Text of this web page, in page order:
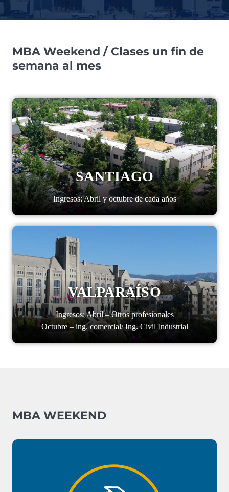
MBA Weekend / Clases un fin de
semana al mes
SANTIAGO
Ingresos: Abril y octubre de cada años
VALPARAÍSO
Ingresos: Abril – Otros profesionales
Octubre – ing. comercial/ Ing. Civil Industrial
MBA WEEKEND